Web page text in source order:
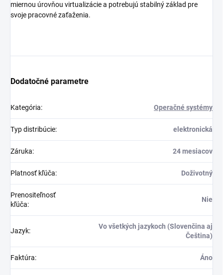
miernou úrovňou virtualizácie a potrebujú stabilný základ pre
svoje pracovné zaťaženia.
Dodatočné parametre
Kategória: Operačné systémy
Typ distribúcie: elektronická
Záruka: 24 mesiacov
Platnosť kľúča: Doživotný
Prenositeľnosť
kľúča:
Nie
Jazyk:
Vo všetkých jazykoch (Slovenčina aj
Čeština)
Faktúra: Áno